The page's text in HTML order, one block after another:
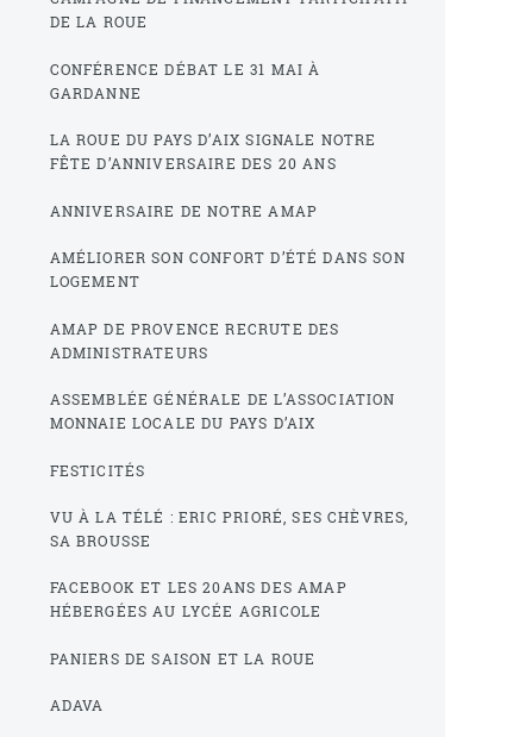
DE LA ROUE
CONFÉRENCE DÉBAT LE 31 MAI À
GARDANNE
LA ROUE DU PAYS D’AIX SIGNALE NOTRE
FÊTE D’ANNIVERSAIRE DES 20 ANS
ANNIVERSAIRE DE NOTRE AMAP
AMÉLIORER SON CONFORT D’ÉTÉ DANS SON
LOGEMENT
AMAP DE PROVENCE RECRUTE DES
ADMINISTRATEURS
ASSEMBLÉE GÉNÉRALE DE L’ASSOCIATION
MONNAIE LOCALE DU PAYS D’AIX
FESTICITÉS
VU À LA TÉLÉ : ERIC PRIORÉ, SES CHÈVRES,
SA BROUSSE
FACEBOOK ET LES 20ANS DES AMAP
HÉBERGÉES AU LYCÉE AGRICOLE
PANIERS DE SAISON ET LA ROUE
ADAVA